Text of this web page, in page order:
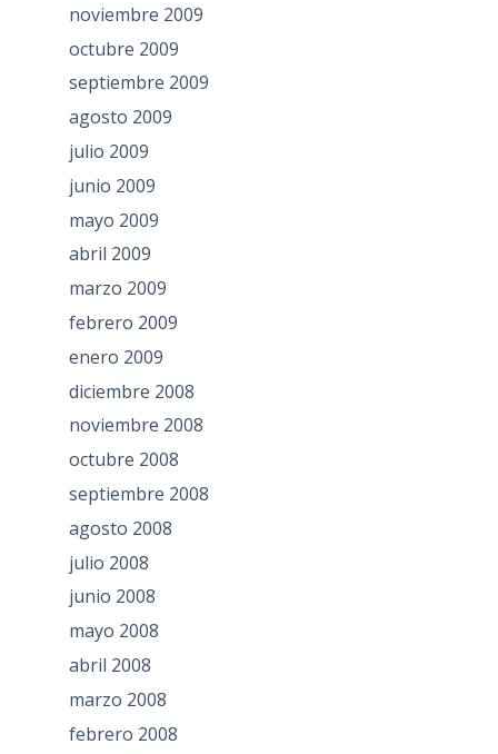
noviembre 2009
octubre 2009
septiembre 2009
agosto 2009
julio 2009
junio 2009
mayo 2009
abril 2009
marzo 2009
febrero 2009
enero 2009
diciembre 2008
noviembre 2008
octubre 2008
septiembre 2008
agosto 2008
julio 2008
junio 2008
mayo 2008
abril 2008
marzo 2008
febrero 2008